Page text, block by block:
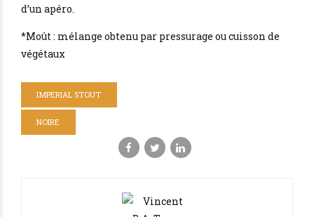
d’un apéro.
*Moût : mélange obtenu par pressurage ou cuisson de
végétaux
IMPERIAL STOUT
NOIRE